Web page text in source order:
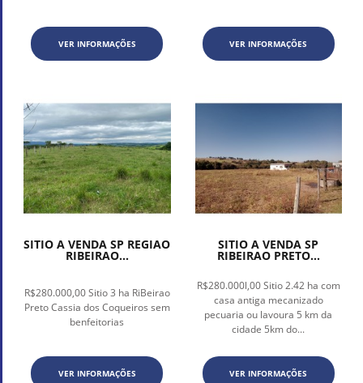
VER INFORMAÇÕES VER INFORMAÇÕES
SITIO A VENDA SP REGIAO
RIBEIRAO...
R$280.000,00 Sitio 3 ha RiBeirao
Preto Cassia dos Coqueiros sem
benfeitorias
VER INFORMAÇÕES
SITIO A VENDA SP
RIBEIRAO PRETO...
R$280.000l,00 Sitio 2.42 ha com
casa antiga mecanizado
pecuaria ou lavoura 5 km da
cidade 5km do...
VER INFORMAÇÕES